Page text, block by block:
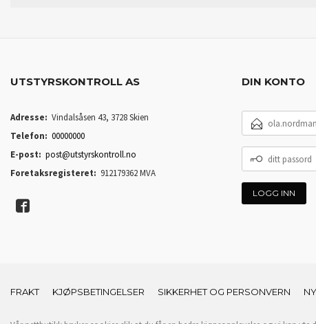
UTSTYRSKONTROLL AS
Adresse: Vindalsåsen 43, 3728 Skien
Telefon: 00000000
E-post: post@utstyrskontroll.no
Foretaksregisteret: 912179362 MVA
DIN KONTO
POSTADRESSE
PASSORD
FRAKT KJØPSBETINGELSER SIKKERHET OG PERSONVERN